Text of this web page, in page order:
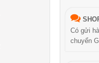
Có gửi
chuyển